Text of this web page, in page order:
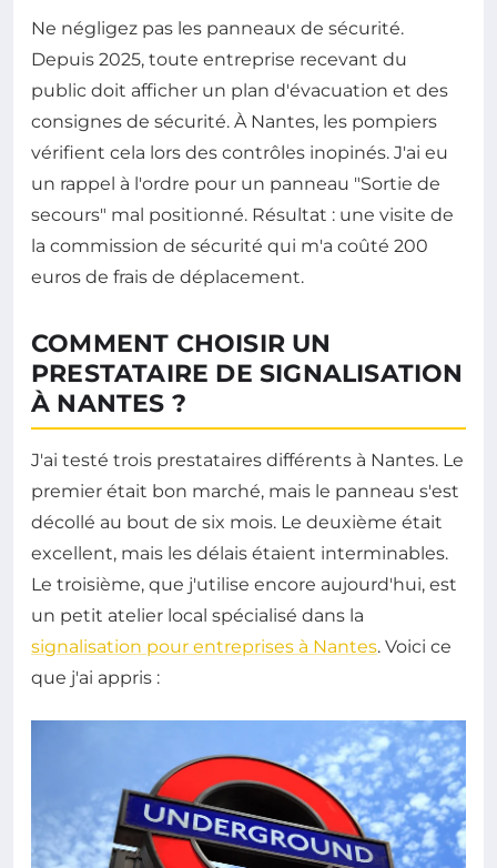
Ne négligez pas les panneaux de sécurité.
Depuis 2025, toute entreprise recevant du
public doit afficher un plan d'évacuation et des
consignes de sécurité. À Nantes, les pompiers
vérifient cela lors des contrôles inopinés. J'ai eu
un rappel à l'ordre pour un panneau "Sortie de
secours" mal positionné. Résultat : une visite de
la commission de sécurité qui m'a coûté 200
euros de frais de déplacement.
COMMENT CHOISIR UN
PRESTATAIRE DE SIGNALISATION
À NANTES ?
J'ai testé trois prestataires différents à Nantes. Le
premier était bon marché, mais le panneau s'est
décollé au bout de six mois. Le deuxième était
excellent, mais les délais étaient interminables.
Le troisième, que j'utilise encore aujourd'hui, est
un petit atelier local spécialisé dans la
signalisation pour entreprises à Nantes. Voici ce
que j'ai appris :